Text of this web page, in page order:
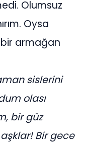
Olumsuz
Oysa
armağan
sislerini
olası
bir güz
Bir gece